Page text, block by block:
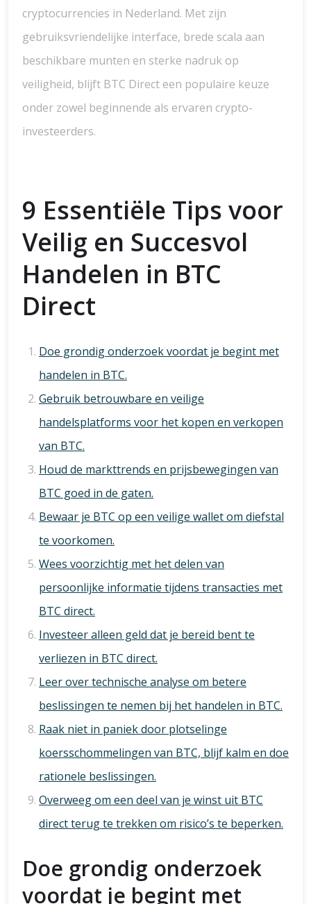
cryptocurrencies in Nederland. Met zijn
gebruiksvriendelijke interface, brede scala aan
beschikbare munten en sterke nadruk op
veiligheid, blijft BTC Direct een populaire keuze
onder zowel beginnende als ervaren crypto-
investeerders.
9 Essentiële Tips voor
Veilig en Succesvol
Handelen in BTC
Direct
Doe grondig onderzoek voordat je begint met
handelen in BTC.
Gebruik betrouwbare en veilige
handelsplatforms voor het kopen en verkopen
van BTC.
Houd de markttrends en prijsbewegingen van
BTC goed in de gaten.
Bewaar je BTC op een veilige wallet om diefstal
te voorkomen.
Wees voorzichtig met het delen van
persoonlijke informatie tijdens transacties met
BTC direct.
Investeer alleen geld dat je bereid bent te
verliezen in BTC direct.
Leer over technische analyse om betere
beslissingen te nemen bij het handelen in BTC.
Raak niet in paniek door plotselinge
koersschommelingen van BTC, blijf kalm en doe
rationele beslissingen.
Overweeg om een deel van je winst uit BTC
direct terug te trekken om risico’s te beperken.
Doe grondig onderzoek
voordat je begint met